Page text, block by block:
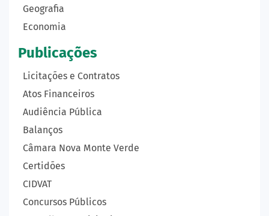
Geografia
Economia
Publicações
Licitações e Contratos
Atos Financeiros
Audiência Pública
Balanços
Câmara Nova Monte Verde
Certidões
CIDVAT
Concursos Públicos